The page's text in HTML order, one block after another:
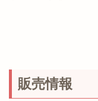
販売情報